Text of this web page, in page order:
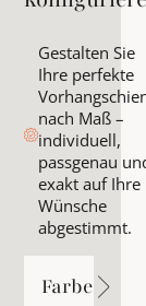
Gestalten Sie
Ihre perfekte
nach Maß –
individuell,
passgenau
exakt auf Ihre
Wünsche
abgestimmt.
Farbe
Farbe